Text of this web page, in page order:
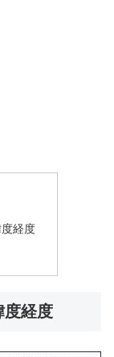
経度
度経度